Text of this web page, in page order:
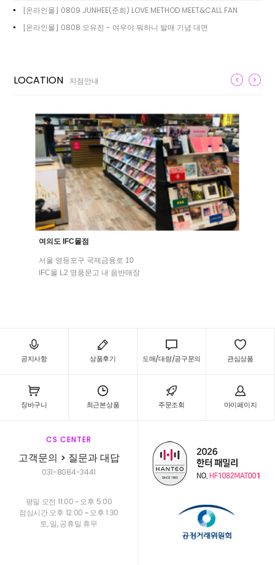
[온라인몰] 0809 JUNHEE(준희) LOVE METHOD MEET&CALL FAN
[온라인몰] 0808 오유진 - 여우야 뭐하니 발매 기념 대면
LOCATION 지점안내
여의도 IFC몰점
서울 영등포구 국제금융로 10
IFC몰 L2 영풍문고 내 음반매장
공지사항 상품후기 도매/대량/공구문의 관심상품
장바구니 최근본상품 주문조회 마이페이지
CS CENTER
고객문의 > 질문과 대답
031-8084-3441
평일 오전 11:00 ~ 오후 5:00
점심시간 오후 12:00 ~ 오후 1:30
토, 일, 공휴일 휴무